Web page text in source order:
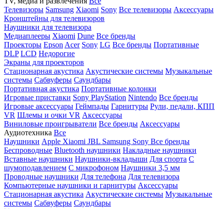
Телевизоры Samsung Xiaomi Sony Все телевизоры Аксессуары
Кронштейны для телевизоров
Наушники для телевизора
Медиаплееры Xiaomi Dune Все бренды
Проекторы Epson Acer Sony LG Все бренды Портативные
DLP LCD Недорогие
Экраны для проекторов
Стационарная акустика Акустические системы Музыкальные
системы Сабвуферы Саундбары
Портативная акустика Портативные колонки
Игровые приставки Sony PlayStation Nintendo Все бренды
Игровые аксессуары Геймпады Гарнитуры Рули, педали, КПП
VR Шлемы и очки VR Аксессуары
Виниловые проигрыватели Все бренды Аксессуары
Аудиотехника Все
Наушники Apple Xiaomi JBL Samsung Sony Все бренды
Беспроводные Bluetooth наушники Накладные наушники
Вставные наушники Наушники-вкладыши Для спорта С
шумоподавлением С микрофоном Наушники 3,5 мм
Проводные наушники Для телефона Для телевизора
Компьютерные наушники и гарнитуры Аксессуары
Стационарная акустика Акустические системы Музыкальные
системы Сабвуферы Саундбары